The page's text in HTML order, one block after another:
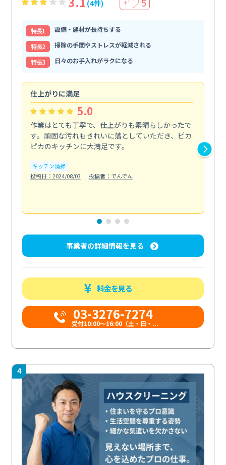
(4件) ＋ 5
特⻑1
設備・建材が長持ちする
特⻑2
掃除の手間やストレスが軽減される
特⻑3
日々のお手入れがラクになる
仕上がりに満足
5.0
作業はとても丁寧で、仕上がりも素晴らしかったで
す。頑固な汚れもきれいに落としていただき、ピカ
ピカのキッチンに大満足です。
キッチン清掃
投稿日：2024/08/03
投稿者：でんでん
事業者の詳細情報を見る
料金を見る
03-3276-7274
受付10:00〜16:00（土・日・...
4